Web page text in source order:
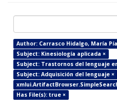
Author: Carrasco Hidalgo, María
Subject: Kinesiología aplicada ×
Subject: Trastornos del lenguaje
Subject: Adquisición del lenguaje ×
Has File(s): true ×